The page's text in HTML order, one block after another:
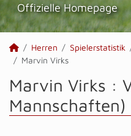
Offizielle Homepage
Herren Spielerstatistik
Marvin Virks
Marvin Virks :
Mannschaften)